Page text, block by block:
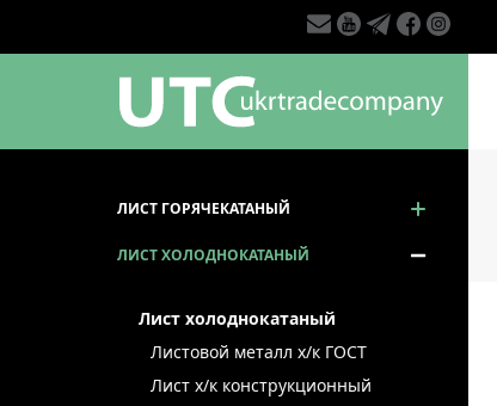
ЛИСТ ГОРЯЧЕКАТАНЫЙ
ЛИСТ ХОЛОДНОКАТАНЫЙ
Лист холоднокатаный
Листовой металл x/к ГОСТ
Лист х/к конструкционный